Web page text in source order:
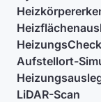
HeizungsCheck
Aufstellort-
LiDAR-Scan